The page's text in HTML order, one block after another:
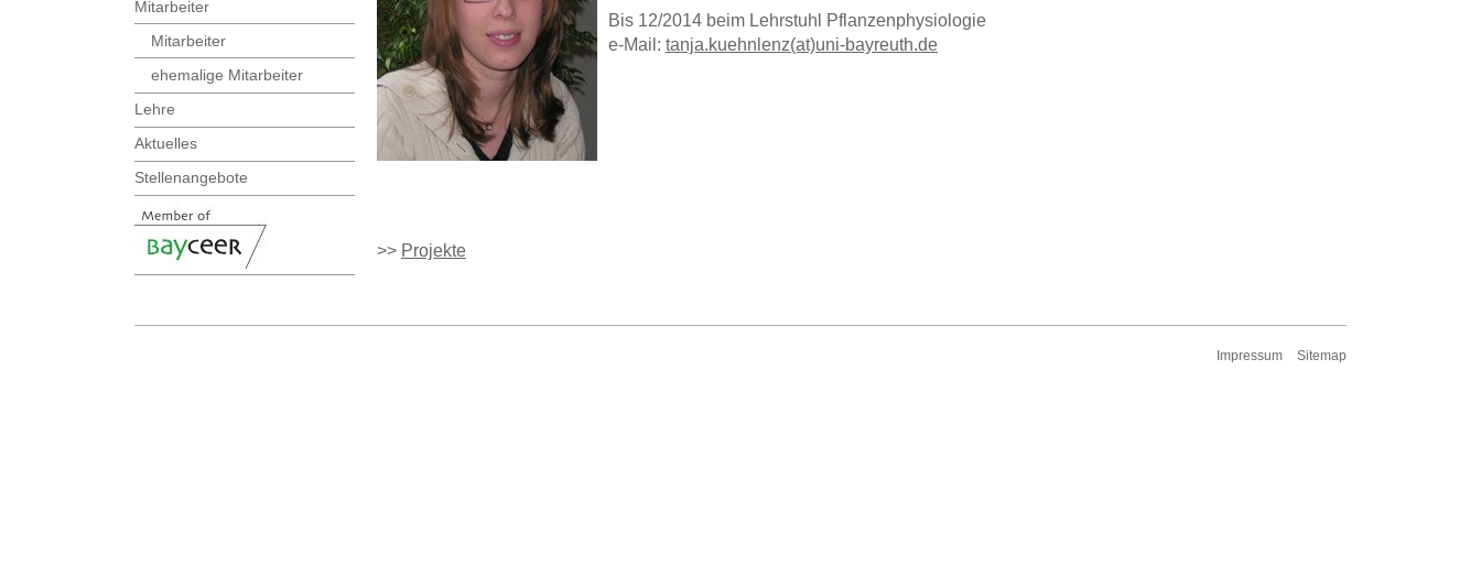
Mitarbeiter
Mitarbeiter
ehemalige Mitarbeiter
Lehre
Aktuelles
Stellenangebote
Bis 12/2014 beim Lehrstuhl Pflanzenphysiologie
e-Mail: tanja.kuehnlenz(at)uni-bayreuth.de
>> Projekte
Impressum Sitemap